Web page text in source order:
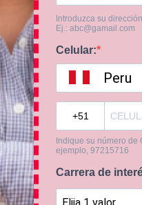
Introduzca su
Ej.: abc@gamail.com
Celular:
Peru
Indique su número
ejemplo, 97215716
Carrera de